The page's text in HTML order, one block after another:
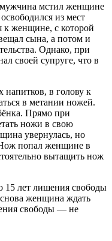
мужчина мстил женщине
из мест
к женщине, с которой
сына, а потом и
Однако, при
своей супруге, что в
напитков, в голову к
в метании ножей.
Прямо при
ножи в свою
увернулась, но
Нож попал женщине в
вытащить нож
лет лишения свободы
женщина ждать
свободы — не